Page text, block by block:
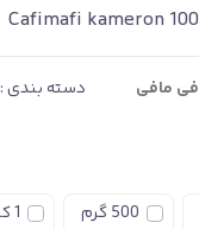
Cafimafi kameron
مافی دسته بندی :
500 گرم 1 کیلوگرم